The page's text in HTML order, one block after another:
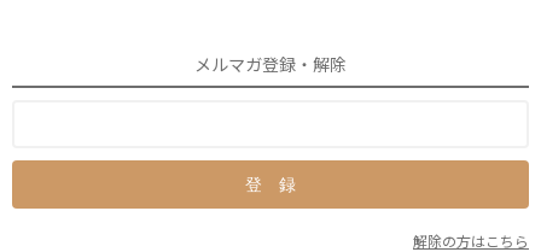
メルマガ登録・解除
解除の方はこちら